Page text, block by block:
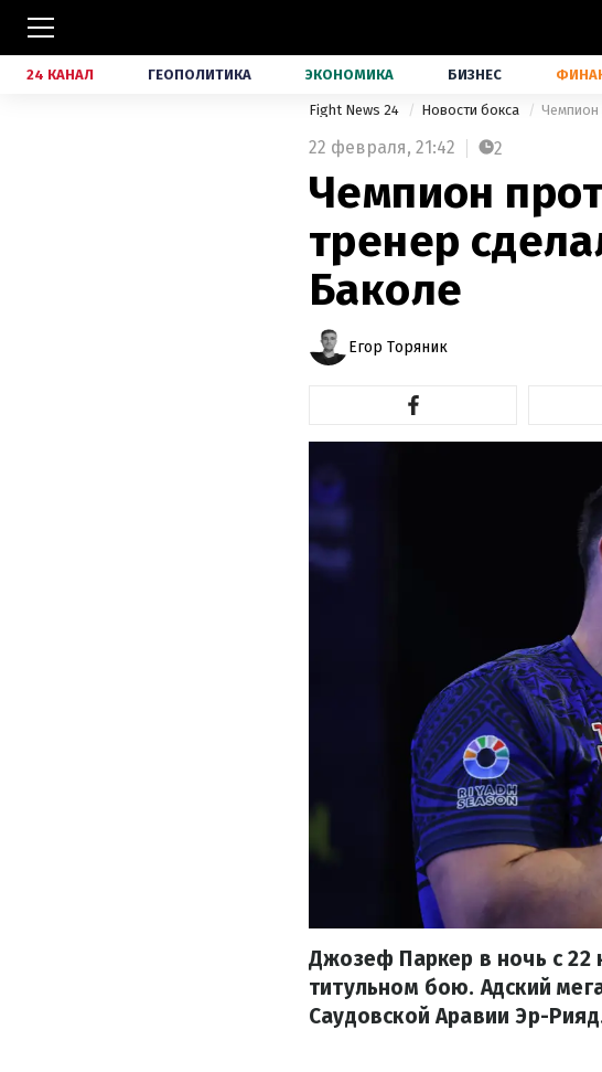
24 КАНАЛ ГЕОПОЛИТИКА ЭКОНОМИКА БИЗНЕС
Fight News 24 Новости бокса Чемпион
22 февраля, 21:42 2
Чемпион
тренер
Баколе
Егор Торяник
Джозеф Паркер в ночь с 22
титульном бою. Адский
Саудовской Аравии Эр-